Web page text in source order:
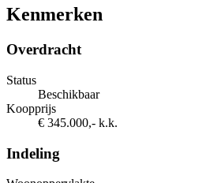
Kenmerken
Overdracht
Status
Beschikbaar
Koopprijs
€ 345.000,- k.k.
Indeling